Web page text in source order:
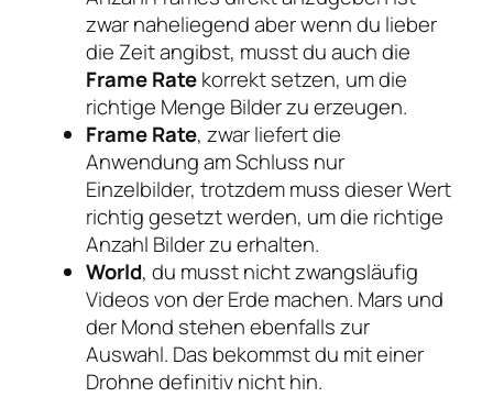
zwar naheliegend aber wenn du lieber
die Zeit angibst, musst du auch die
Frame Ratekorrekt setzen, um die
richtige Menge Bilder zu erzeugen.
Frame Rate, zwar liefert die
Anwendung am Schluss nur
Einzelbilder, trotzdem muss dieser Wert
richtig gesetzt werden, um die richtige
Anzahl Bilder zu erhalten.
World, du musst nicht zwangsläufig
Videos von der Erde machen. Mars und
der Mond stehen ebenfalls zur
Auswahl. Das bekommst du mit einer
Drohne definitiv nicht hin.